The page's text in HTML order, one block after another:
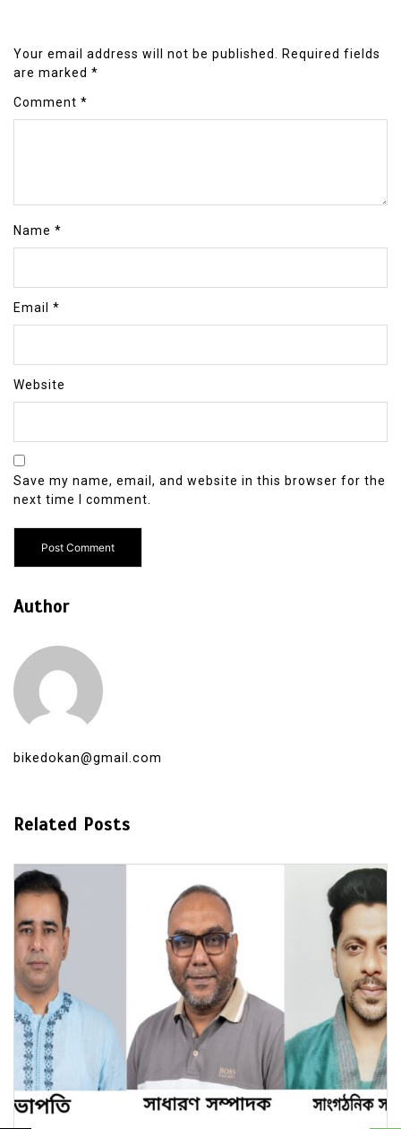
Your email address will not be published. Required fields
are marked *
Comment *
Name *
Email *
Website
Save my name, email, and website in this browser for the
next time I comment.
Author
bikedokan@gmail.com
Related Posts